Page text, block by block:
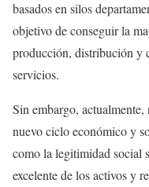
basados en silos
objetivo de conseguir la
producción, distribución y
servicios.
Sin embargo,
nuevo ciclo económico y
como la legitimidad social
excelente de los activos y